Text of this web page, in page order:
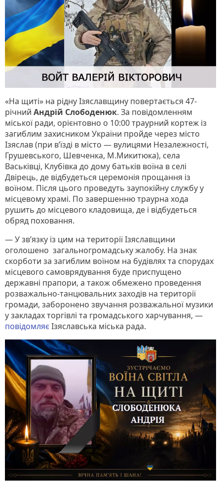
«На щиті» на рідну Ізяславщину повертається 47-
річний Андрій Слободенюк. За повідомленням
міської ради, орієнтовно о 10:00 траурний кортеж із
загиблим захисником України пройде через місто
Ізяслав (при в’їзді в місто — вулицями Незалежності,
Грушевського, Шевченка, М.Микитюка), села
Васьківці, Клубівка до дому батьків воїна в селі
Двірець, де відбудеться церемонія прощання із
воїном. Після цього проведуть заупокійну службу у
місцевому храмі. По завершенню траурна хода
рушить до місцевого кладовища, де і відбудеться
обряд поховання.
— У зв’язку із цим на території Ізяславщини
оголошено загальногромадську жалобу. На знак
скорботи за загиблим воїном на будівлях та спорудах
місцевого самоврядування буде приспущено
державні прапори, а також обмежено проведення
розважально-танцювальних заходів на території
громади, заборонено звучання розважальної музики
у закладах торгівлі та громадського харчування, —
повідомляєІзяславська міська рада.